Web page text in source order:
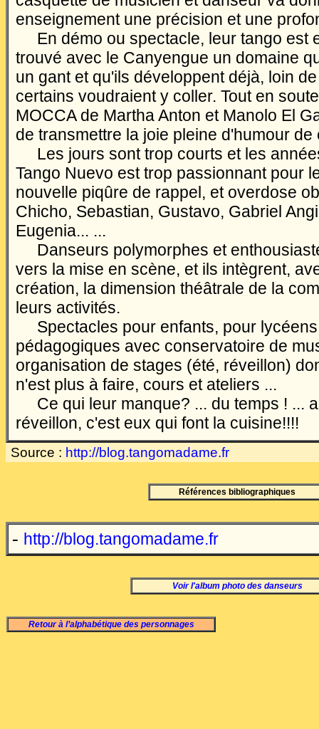
enseignement une précision et une
En démo ou spectacle, leur tango est
trouvé avec le Canyengue un domaine
un gant et qu'ils développent déjà, loin
certains voudraient y coller. Tout en
MOCCA de Martha Anton et Manolo El
de transmettre la joie pleine d'humour de
Les jours sont trop courts et les
Tango Nuevo est trop passionnant pour
nouvelle piqûre de rappel, et overdose
Chicho, Sebastian, Gustavo, Gabriel
Eugenia... ...
Danseurs polymorphes et
vers la mise en scène, et ils intègrent,
création, la dimension théâtrale de la
leurs activités.
Spectacles pour enfants, pour
pédagogiques avec conservatoire de
organisation de stages (été, réveillon)
n'est plus à faire, cours et ateliers ...
Ce qui leur manque? ... du temps ! ...
réveillon, c'est eux qui font la cuisine!!!!
Source : http://blog.tangomadame.fr
Références bibliographiques
- http://blog.tangomadame.fr
Voir l'album photo des danseurs
Retour à l’alphabétique des personnages